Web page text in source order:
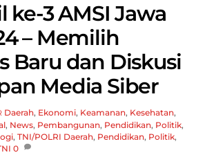
ke-3 AMSI Jawa
– Memilih
Baru dan Diskusi
Media Siber
Daerah, Ekonomi, Keamanan, Kesehatan,
, News, Pembangunan, Pendidikan, Politik,
,TNI/POLRI Daerah, Pendidikan, Politik,
0